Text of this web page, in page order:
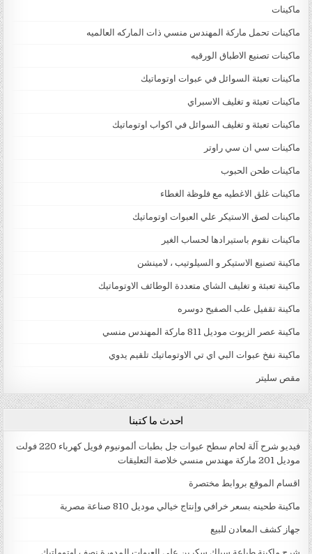
ماكينات
ماكينات تحمل ماركة المهندس منسي ذات الماركه العالميه
ماكينات تصنيع الاطباق الورقيه
ماكينات تعبئة السوائل في عبوات اوتوماتيك
ماكينات تعبئة و تغليف الاسبراي
ماكينات تعبئة و تغليف السوائل في اكواب اوتوماتيك
ماكينات سي ان سي راوتر
ماكينات طحن الحبوب
ماكينات غلق الاغطيه مع فلوظة الغطاء
ماكينات لصق الاستيكر علي العبوات اوتوماتيك
ماكينات نقوم باستيرادها لحساب الغير
ماكينة تصنيع الاستيكر و السيلوتيب ، لامينشن
ماكينة تعبئة و تغليف الشاي متعددة الوطائف الاوتوماتيك
ماكينة تقفيل علب الصفيح دوسره
ماكينة عصر الزيوت موديل 811 ماركة المهندس منسي
ماكينة نفخ عبوات البي اي تي الاوتوماتيك تلقيم يدوي
مقص سليتر
احدث ما كتبنا
فيديو شرح آلة لحام سطح عبوات جل بطبات ألمونيوم فويل كهرباء 220 فولت
موديل 201 ماركة مهندس منسي خلاصة التعليقات
اقسام الموقع بروابط مختصرة
ماكينة طحينه بسعر خرافي وإنتاج خيالي موديل 810 صناعة مصرية
جهاز كشف المعادن للبيع